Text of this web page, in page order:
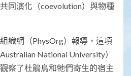
同演化（coevolution）與物種
織網（PhysOrg）報導，這項
National University）
察了杜鵑鳥和牠們寄生的宿主